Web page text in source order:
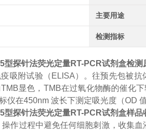
主要用途
检测指标
探针法荧光定量RT-PCR试剂盒检测
吸附试验（ ELISA）。往预先包被
显色，TMB在过氧化物酶的催化
仪在450nm 波长下测定吸光度（OD
探针法荧光定量RT-PCR试剂盒样品
作过程中避免任何细胞刺激，收集